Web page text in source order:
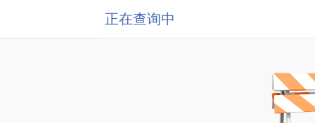
正在查询中